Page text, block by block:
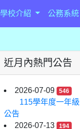
學校介紹 公務系統
近月內熱門公告
2026-07-09 546
115學年度一年
公告
2026-07-13
194